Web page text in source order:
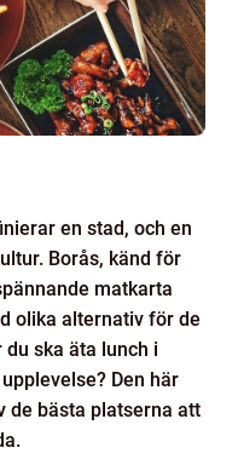
en stad, och en
Borås, känd för
matkarta
olika alternativ för de
ska äta lunch i
Den här
de bästa platserna att